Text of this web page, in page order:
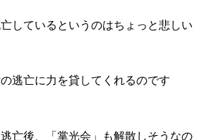
しているというのはちょっと悲しい
逃亡に力を貸してくれるのです
亡後、「掌光会」も解散しそうなの